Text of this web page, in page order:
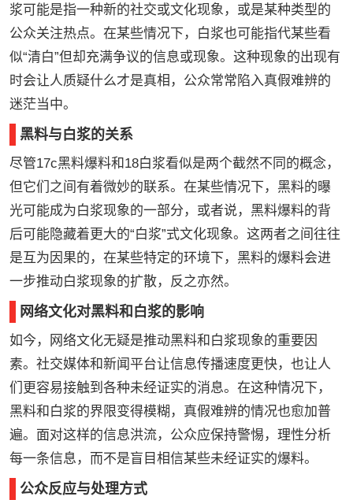
浆可能是指一种新的社交或文化现象，或是某种类型的
公众关注热点。在某些情况下，白浆也可能指代某些看
似“清白”但却充满争议的信息或现象。这种现象的出现有
时会让人质疑什么才是真相，公众常常陷入真假难辨的
迷茫当中。
黑料与白浆的关系
尽管17c黑料爆料和18白浆看似是两个截然不同的概念，
但它们之间有着微妙的联系。在某些情况下，黑料的曝
光可能成为白浆现象的一部分，或者说，黑料爆料的背
后可能隐藏着更大的“白浆”式文化现象。这两者之间往往
是互为因果的，在某些特定的环境下，黑料的爆料会进
一步推动白浆现象的扩散，反之亦然。
网络文化对黑料和白浆的影响
如今，网络文化无疑是推动黑料和白浆现象的重要因
素。社交媒体和新闻平台让信息传播速度更快，也让人
们更容易接触到各种未经证实的消息。在这种情况下，
黑料和白浆的界限变得模糊，真假难辨的情况也愈加普
遍。面对这样的信息洪流，公众应保持警惕，理性分析
每一条信息，而不是盲目相信某些未经证实的爆料。
公众反应与处理方式